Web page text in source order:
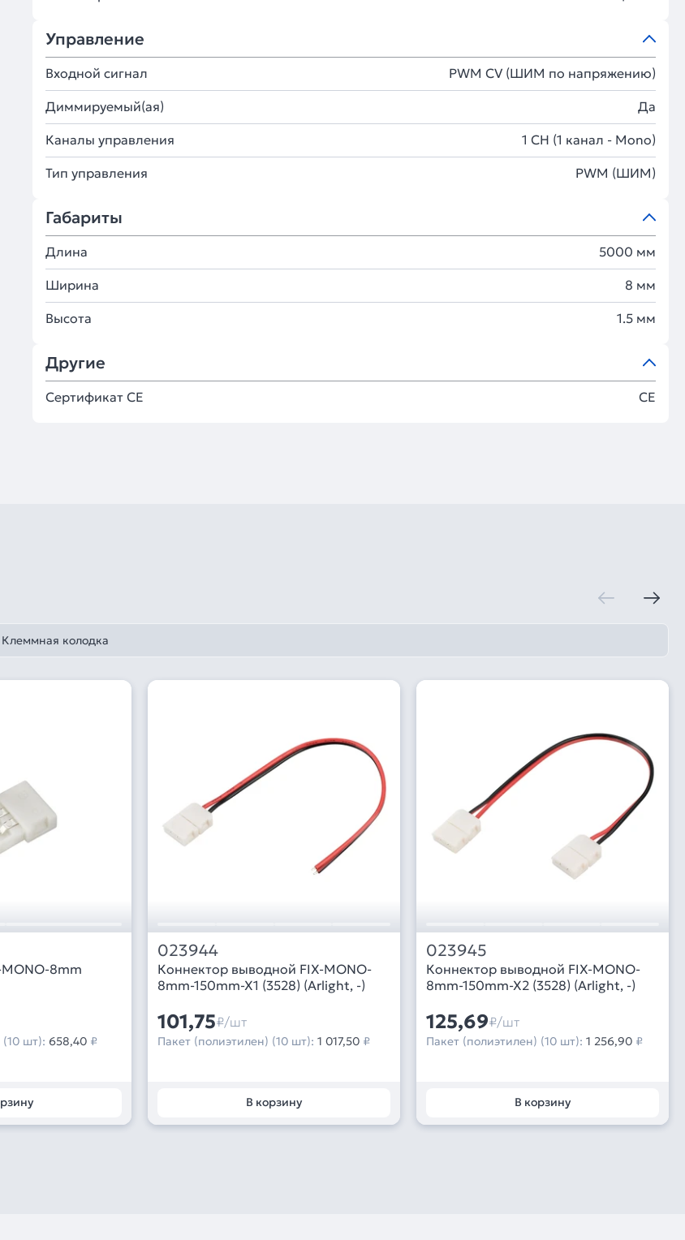
Управление
Входной сигнал PWM СV (ШИМ по напряжению)
Диммируемый(ая) Да
Каналы управления 1 CH (1 канал - Mono)
Тип управления PWM (ШИМ)
Габариты
Длина 5000 мм
Ширина 8 мм
Высота 1.5 мм
Другие
Сертификат CE CE
Клеммная колодка
8mm
(10 шт): 658,40 ₽
023944
Коннектор выводной FIX-MONO-
8mm-150mm-X1 (3528) (Arlight, -)
101,75₽/шт
Пакет (полиэтилен) (10 шт): 1 017,50 ₽
В корзину
023945
Коннектор выводной FIX-MONO-
8mm-150mm-X2 (3528) (Arlight, -)
125,69₽/шт
Пакет (полиэтилен) (10 шт): 1 256,90 ₽
В корзину